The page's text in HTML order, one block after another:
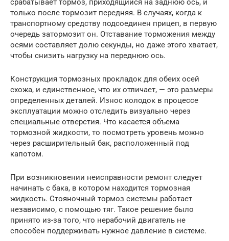
срабатывает тормоз, приходящийся на заднюю ось, и
только после тормозит передняя. В случаях, когда к
транспортному средству подсоединен прицеп, в первую
очередь затормозит он. Отставание торможения между
осями составляет долю секунды, но даже этого хватает,
чтобы снизить нагрузку на переднюю ось.
Конструкция тормозных прокладок для обеих осей
схожа, и единственное, что их отличает, — это размеры
определенных деталей. Износ колодок в процессе
эксплуатации можно отследить визуально через
специальные отверстия. Что касается объема
тормозной жидкости, то посмотреть уровень можно
через расширительный бак, расположенный под
капотом.
При возникновении неисправности ремонт следует
начинать с бака, в котором находится тормозная
жидкость. Стояночный тормоз системы работает
независимо, с помощью тяг. Такое решение было
принято из-за того, что нерабочий двигатель не
способен поддерживать нужное давление в системе.